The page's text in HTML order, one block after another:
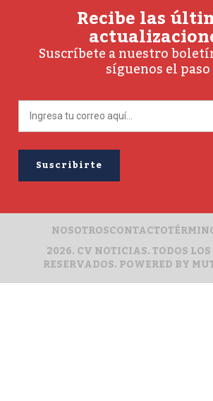
Recibe las
Suscríbete a nuestro
síguenos el paso
2026. CV NOTICIAS. TODOS LOS
RESERVADOS. POWERED BY
NOSOTROSCONTACTO